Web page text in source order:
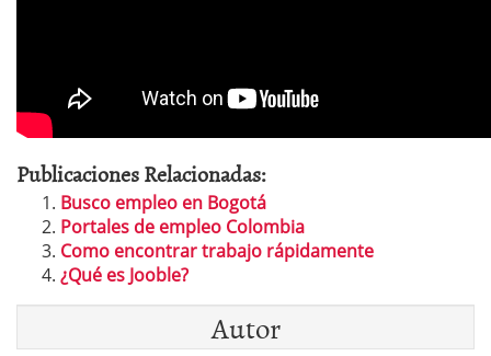
Publicaciones Relacionadas:
Busco empleo en Bogotá
Portales de empleo Colombia
Como encontrar trabajo rápidamente
¿Qué es Jooble?
Autor